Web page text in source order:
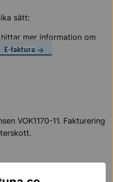
sätt:
mer information om
E-faktura
VOK1170-11. Fakturering
och bifogas till fakturan.